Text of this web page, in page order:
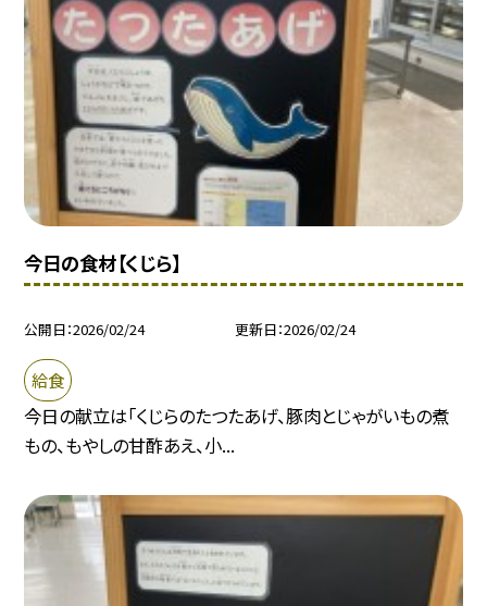
今日の食材【くじら】
公開日 2026/02/24 更新日 2026/02/24
給食
今日の献立は「くじらのたつたあげ、豚肉とじゃがいもの煮
もの、もやしの甘酢あえ、小...